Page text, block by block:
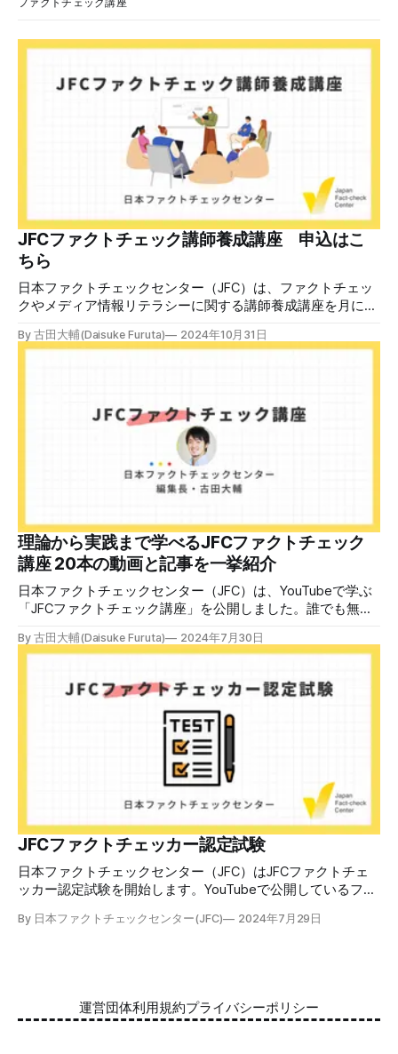
め、検証する。 検証過程 カロナールとロキソニン 医薬品の
（PMDA）の一般人向けくすり情報サイト「PMDAおくすり
サーチ」で検索すると、カロナールの効果は以下の通りだ。
・解熱鎮痛剤と呼ばれ
JFCファクトチェック講師養成講座 申込はこ
ちら
日本ファクトチェックセンター（JFC）は、ファクトチェッ
クやメディア情報リテラシーに関する講師養成講座を月に1
認定バッジと教室や職場などで利用可能な教材を提供しま
ファクトチェックセンター（JFC）による講師養成講座で
す。 講師養成講座（オンラインで90分）を受講いただいた
後、修了課題を提出された方には、教室や職場などで利用可
能な教材の提... powered by Peatix : More than a
す。 受講生には教材を提供 デマや不確かな情報が蔓延する
中で、自衛策が求められています。「気をつけて」というだ
けでは、対策になりません。最初から騙されたい人はいませ
ん。誰だって気をつけているのに、誤った情
By 古田大輔(Daisuke Furuta) 2024年10月31日
理論から実践まで学べるJFCファクトチェック
講座 20本の動画と記事を一挙紹介
日本ファクトチェックセンター（JFC）は、YouTubeで学ぶ
「JFCファクトチェック講座」を公開しました。誰でも無料
ファクトチェックやメディアリテラシーの知識を学ぶことが
の日本での影響を調べた2万人調査の紹介や、間違った情報
を信じてしまう背景にある人間のバイアス、大規模に拡散す
るSNSアルゴリズムなどを解説しています。 実践編では、画
像や動画や生成AIなど、偽・誤情報をどのように検証したら
良いかをJFCが検証してきた事例から具体的に学びます。
JFCファクトチェッカー認定試験を開始 2024年7月29日か
ら、これらの内容について習熟度を確認するJFCファクトチ
ェッカー認定試験を開始します。誰でもいつでも受験可能で
す（2024年度中は受験料1000円、2025年度から2000円）。
合格者には様々な技能をデジタル証明するオープンバッジ・
ネットワークを活用して、JFCファクトチェッカーの認定証
を発行します。 JFCファクトチェッカー認定試験
By 古田大輔(Daisuke Furuta) 2024年7月30日
JFCファクトチェッカー認定試験
日本ファクトチェックセンター（JFC）はJFCファクトチェ
ッカー認定試験を開始します。YouTubeで公開しているファ
す。 拡散する偽・誤情報から身を守るために 偽・誤情報の
情報を51.5%の割合で「正しいと思う」と答え、「誤ってい
By 日本ファクトチェックセンター(JFC) 2024年7月29日
運営団体利用規約プライバシーポリシー